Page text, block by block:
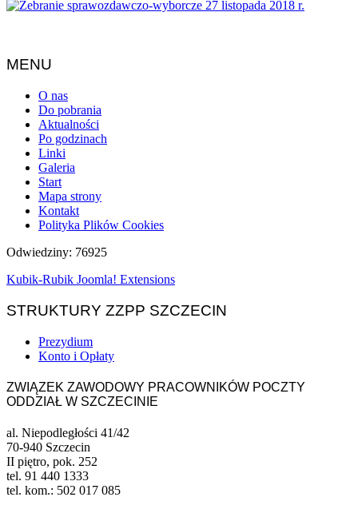
MENU
O nas
Do pobrania
Aktualności
Po godzinach
Linki
Galeria
Start
Mapa strony
Kontakt
Polityka Plików Cookies
Odwiedziny: 76925
Kubik-Rubik Joomla! Extensions
STRUKTURY ZZPP SZCZECIN
Prezydium
Konto i Opłaty
ZWIĄZEK ZAWODOWY PRACOWNIKÓW POCZTY
ODDZIAŁ W SZCZECINIE
al. Niepodległości 41/42
70-940 Szczecin
II piętro, pok. 252
tel. 91 440 1333
tel. kom.: 502 017 085